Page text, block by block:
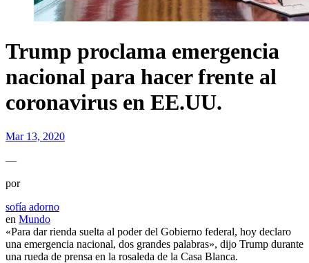
Trump proclama emergencia
nacional para hacer frente al
coronavirus en EE.UU.
Mar 13, 2020
—
por
sofía adorno
en Mundo
«Para dar rienda suelta al poder del Gobierno federal, hoy declaro
una emergencia nacional, dos grandes palabras», dijo Trump durante
una rueda de prensa en la rosaleda de la Casa Blanca.